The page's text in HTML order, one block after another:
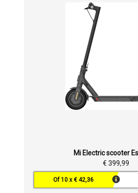
Mi Electric scooter
€ 399,99
Of 10 x € 42,36